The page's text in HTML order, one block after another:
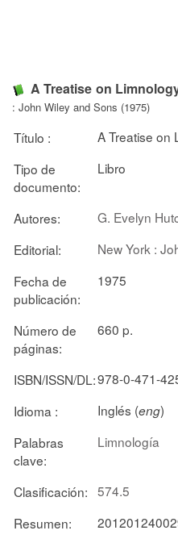
A Treatise on
: John Wiley and Sons (1975)
Título :
A Treatise on
Tipo de
documento:
Libro
Autores: G. Evelyn
Editorial:
New York :
Fecha de
publicación:
1975
Número de
páginas:
660 p.
ISBN/ISSN/DL:978-0-471-
Idioma :
Inglés (eng)
Palabras
clave:
Limnología
Clasificación: 574.5
Resumen: